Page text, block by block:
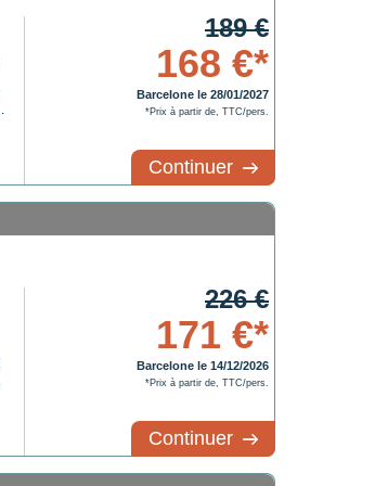
189 €
168 €*
Barcelone le 28/01/2027
*Prix à partir de, TTC/pers.
Continuer
226 €
171 €*
Barcelone le 14/12/2026
*Prix à partir de, TTC/pers.
Continuer